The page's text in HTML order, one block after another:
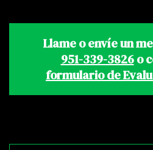
Llame o envíe un
951-339-3826o
formulario de